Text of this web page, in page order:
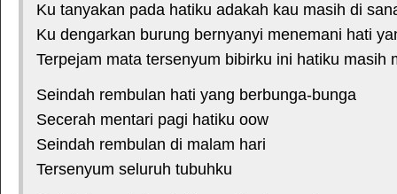
Ku tanyakan pada hatiku adakah kau masih di
Ku dengarkan burung bernyanyi menemani hati
Terpejam mata tersenyum bibirku ini hatiku masih
Seindah rembulan hati yang berbunga-bunga
Secerah mentari pagi hatiku oow
Seindah rembulan di malam hari
Tersenyum seluruh tubuhku